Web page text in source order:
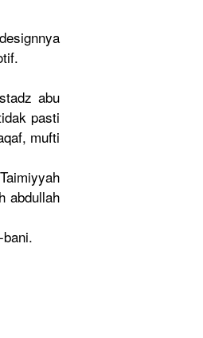
abu
pasti
mufti
abdullah